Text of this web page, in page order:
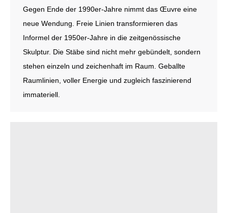
Gegen Ende der 1990er-Jahre nimmt das Œuvre eine
neue Wendung. Freie Linien transformieren das
Informel der 1950er-Jahre in die zeitgenössische
Skulptur. Die Stäbe sind nicht mehr gebündelt, sondern
stehen einzeln und zeichenhaft im Raum. Geballte
Raumlinien, voller Energie und zugleich faszinierend
immateriell.